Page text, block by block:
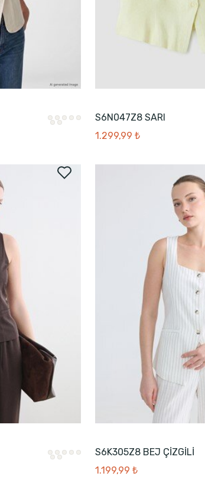
S6N047Z8 SARI
1.299,99 ₺
S6K305Z8 BEJ ÇİZGİLİ
1.199,99 ₺